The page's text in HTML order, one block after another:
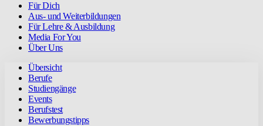
Für Dich
Aus- und Weiterbildungen
Für Lehre & Ausbildung
Media For You
Über Uns
Übersicht
Berufe
Studiengänge
Events
Berufstest
Bewerbungstipps